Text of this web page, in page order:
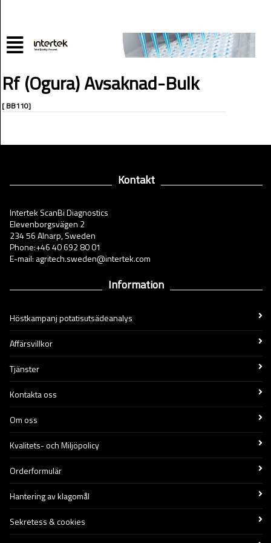
Rf (Ogura) Avsaknad-Bulk
[ BB110]
Kontakt
Intertek ScanBi Diagnostics
Elevenborgsvägen 2
234 56 Alnarp, Sweden
Phone:+46 40 692 80 01
E-mail: agritech.sweden@intertek.com
Information
Höstkampanj potatisutsädeanalys
Affärsvillkor
Tjänster
Kontakta oss
Om oss
Kvalitets- och Miljöpolicy
Orderformulär
Hantering av klagomål
Sekretess & cookies